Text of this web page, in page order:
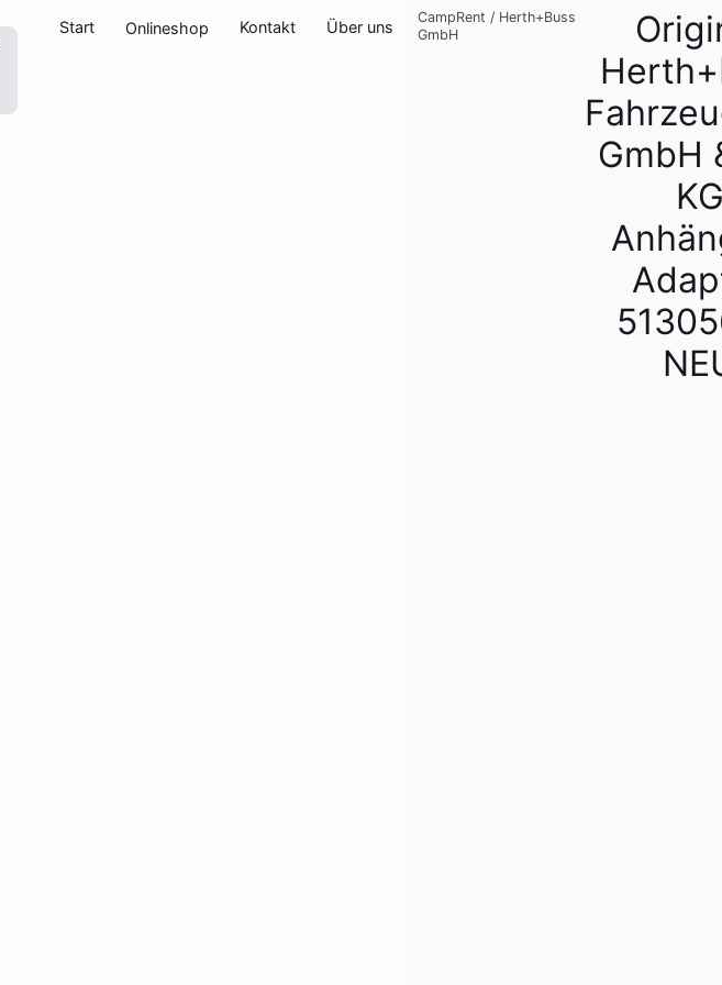
Start Onlineshop Kontakt Über uns
CampRent
GmbH
/ Herth+Buss
GmbH